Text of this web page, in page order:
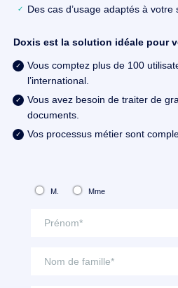
Des cas d’usage adaptés à votre
Doxis est la solution idéale pour
Vous comptez plus de 100
l’international.
Vous avez besoin de traiter de
documents.
Vos processus métier sont
M. Mme